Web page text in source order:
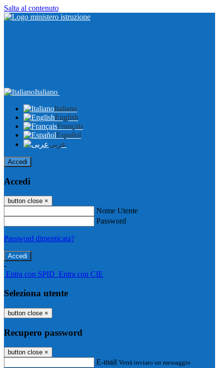
Salta al contenuto
Italiano
Italiano
English
Français
Español
عربى
Accedi
Accedi
button close ×
Nome Utente
Password
Password dimenticata?
-
Entra con SPID Entra con CIE
Seleziona utente
button close ×
Recupero password
button close ×
E-mail Verrà inviato un messaggio